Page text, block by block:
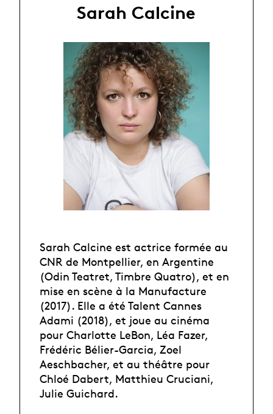
Sarah Calcine
Sarah Calcine est actrice formée au
CNR de Montpellier, en Argentine
(Odin Teatret, Timbre Quatro), et en
mise en scène à la Manufacture
(2017). Elle a été Talent Cannes
Adami (2018), et joue au cinéma
pour Charlotte LeBon, Léa Fazer,
Frédéric Bélier-Garcia, Zoel
Aeschbacher, et au théâtre pour
Chloé Dabert, Matthieu Cruciani,
Julie Guichard.